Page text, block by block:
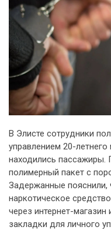
В Элисте сотрудники
управлением 20-
находились
полимерный пакет с
Задержанные пояснили,
наркотическое
через интернет-магазин
закладки для личного